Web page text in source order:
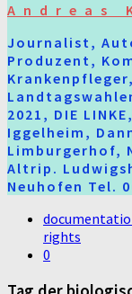
Andreas
Journalist,
Produzent,
2021, DIE
Iggelheim,
Limburgerhof,
Altrip.
Neuhofen Tel.
rights
0